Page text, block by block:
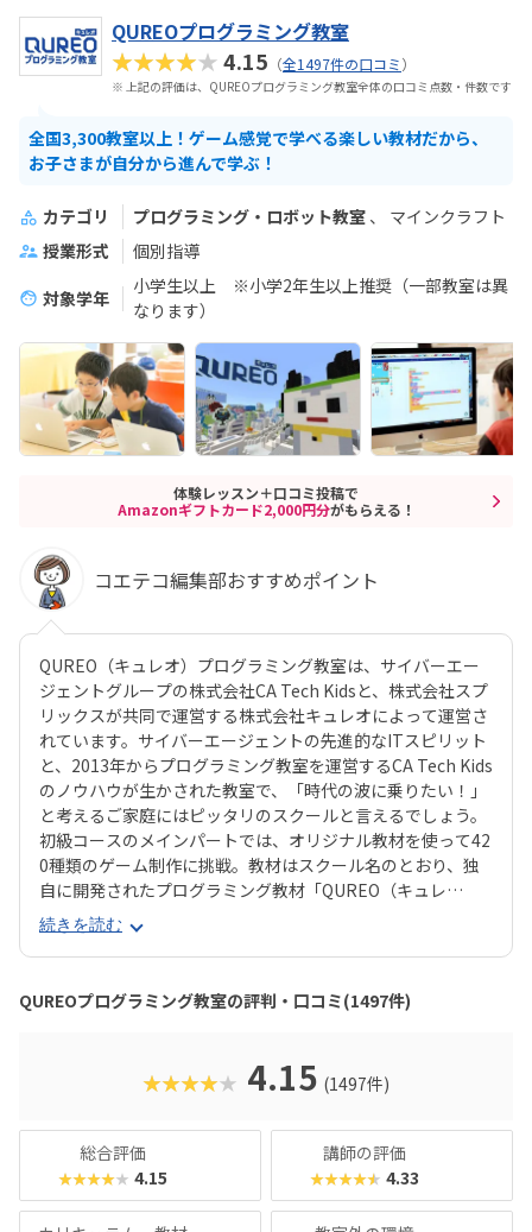
QUREOプログラミング教室
★★★★★4.15 （全1497件の口コミ）
※ 上記の評価は、QUREOプログラミング教室全体の口コミ点数・件数です
全国3,300教室以上！ゲーム感覚で学べる楽しい教材だから、
お子さまが自分から進んで学ぶ！
カテゴリ プログラミング・ロボット教室
マインクラフト
授業形式
個別指導
対象学年
小学生以上 ※小学2年生以上推奨（一部教室は異
なります）
体験レッスン＋口コミ投稿で
Amazonギフトカード2,000円分がもらえる！
コエテコ編集部おすすめポイント
QUREO（キュレオ）プログラミング教室は、サイバーエー
ジェントグループの株式会社CA Tech Kidsと、株式会社スプ
リックスが共同で運営する株式会社キュレオによって運営さ
れています。サイバーエージェントの先進的なITスピリット
と、2013年からプログラミング教室を運営するCA Tech Kids
のノウハウが生かされた教室で、「時代の波に乗りたい！」
と考えるご家庭にはピッタリのスクールと言えるでしょう。
初級コースのメインパートでは、オリジナル教材を使って42
0種類のゲーム制作に挑戦。教材はスクール名のとおり、独
自に開発されたプログラミング教材「QUREO（キュレ
オ）」です。スマホゲームのような感覚でサクサク進められ
るのに、本格的な内容が学べるのが魅力。子どもにとっても
「やらされている感」がないので、楽しくゲームをクリアし
ていくようなペースでどんどん学習を進めていけます。教材
のデザイン性も高く、実際にスマホゲーム開発で使用されて
クに慣れている今の子どもでも、「安っぽい」「子どもっぽ
い」と思わず勉強に取り組めるでしょう。学習結果は通信簿
続きを読む
QUREOプログラミング教室の評判・口コミ(1497件)
★★★★★ 4.15 (1497件)
総合評価
★★★★★ 4.15
講師の評価
★★★★★ 4.33